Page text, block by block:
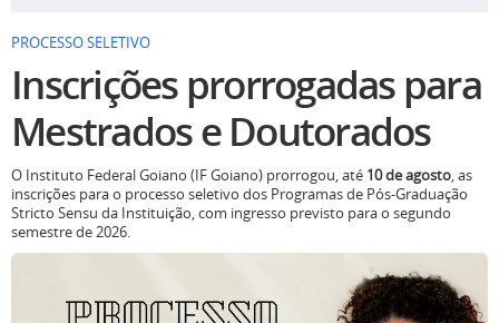
PROCESSO SELETIVO
Inscrições prorrogadas para
Mestrados e Doutorados
O Instituto Federal Goiano (IF Goiano) prorrogou, até 10 de agosto, as
inscrições para o processo seletivo dos Programas de Pós-Graduação
Stricto Sensu da Instituição, com ingresso previsto para o segundo
semestre de 2026.